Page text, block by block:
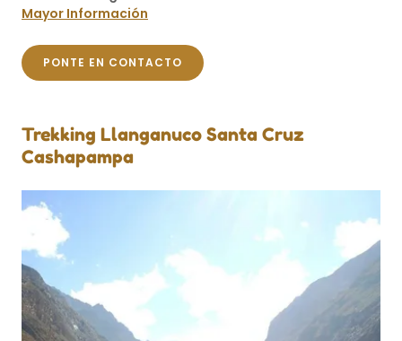
Mayor Información
PONTE EN CONTACTO
Trekking Llanganuco Santa Cruz
Cashapampa